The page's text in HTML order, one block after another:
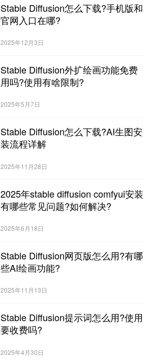
Stable Diffusion怎么下载?手机版和
官网入口在哪?
2025年12月3日
Stable Diffusion外扩绘画功能免费
用吗?使用有啥限制?
2025年5月7日
Stable Diffusion怎么下载?AI生图安
装流程详解
2025年11月28日
2025年stable diffusion comfyui安装
有哪些常见问题?如何解决?
2025年6月18日
Stable Diffusion网页版怎么用?有哪
些AI绘画功能?
2025年11月13日
Stable Diffusion提示词怎么用?使用
要收费吗?
2025年4月30日